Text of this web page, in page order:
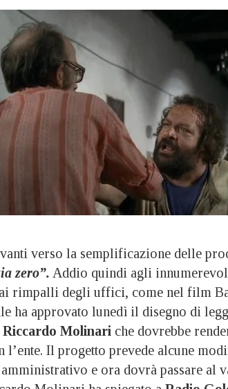
verso la semplificazione delle
zero”. Addio quindi agli
rimpalli degli uffici, come nel film
ha approvato lunedì il disegno di
Riccardo Molinari che dovrebbe
l’ente. Il progetto prevede alcune
e ora dovrà passare al